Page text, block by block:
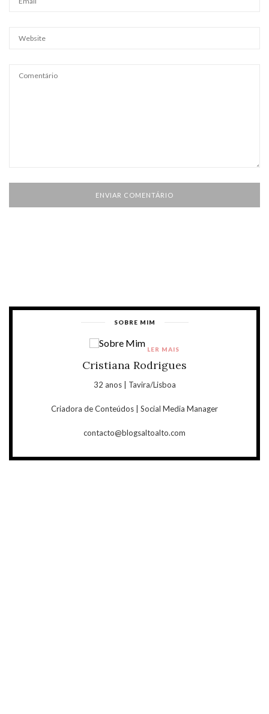
SOBRE MIM
Cristiana Rodrigues
32 anos | Tavira/Lisboa
Criadora de Conteúdos | Social Media Manager
contacto@blogsaltoalto.com
LER MAIS